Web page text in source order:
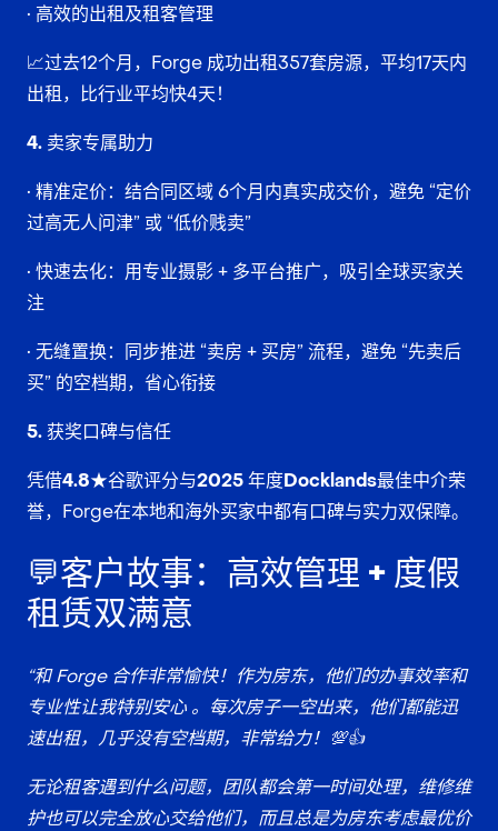
• 高效的出租及租客管理
📈过去12个月，Forge 成功出租357套房源，平均17天内
出租，比行业平均快4天！
4. 卖家专属助力
• 精准定价：结合同区域 6个月内真实成交价，避免 “定价
过高无人问津” 或 “低价贱卖”​
• 快速去化：用专业摄影 + 多平台推广，吸引全球买家关
注​
• 无缝置换：同步推进 “卖房 + 买房” 流程，避免 “先卖后
买” 的空档期，省心衔接
5. 获奖口碑与信任
凭借4.8★谷歌评分与2025 年度Docklands最佳中介荣
誉，Forge在本地和海外买家中都有口碑与实力双保障。
💬客户故事：高效管理 + 度假
租赁双满意
“和 Forge 合作非常愉快！作为房东，他们的办事效率和
专业性让我特别安心 。每次房子一空出来，他们都能迅
速出租，几乎没有空档期，非常给力！💯👍
无论租客遇到什么问题，团队都会第一时间处理，维修维
护也可以完全放心交给他们，而且总是为房东考虑最优价